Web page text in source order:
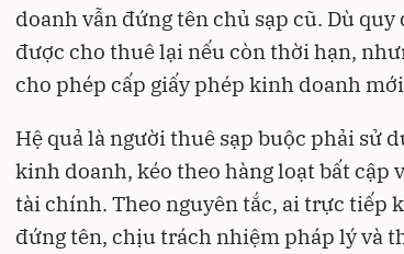
doanh vẫn đứng tên chủ sạp cũ. Dù
được cho thuê lại nếu còn thời hạn,
cho phép cấp giấy phép kinh doanh
Hệ quả là người thuê sạp buộc phải sử
kinh doanh, kéo theo hàng loạt bất cập
tài chính. Theo nguyên tắc, ai trực tiếp
đứng tên, chịu trách nhiệm pháp lý và